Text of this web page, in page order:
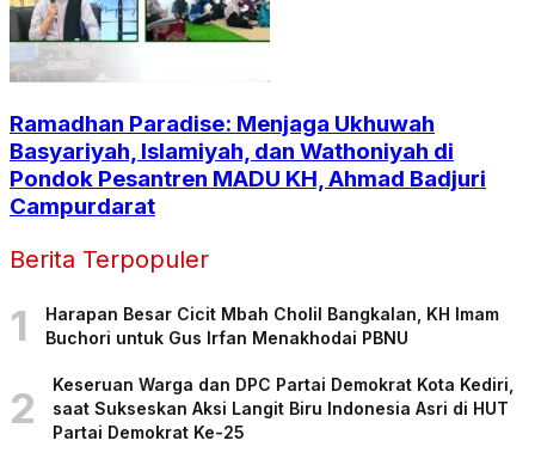
Ramadhan Paradise: Menjaga Ukhuwah
Basyariyah, Islamiyah, dan Wathoniyah di
Pondok Pesantren MADU KH, Ahmad Badjuri
Campurdarat
Berita Terpopuler
1
Harapan Besar Cicit Mbah Cholil Bangkalan, KH Imam
Buchori untuk Gus Irfan Menakhodai PBNU
2
Keseruan Warga dan DPC Partai Demokrat Kota Kediri,
saat Sukseskan Aksi Langit Biru Indonesia Asri di HUT
Partai Demokrat Ke-25